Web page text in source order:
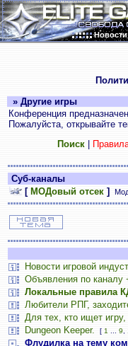
Новости
» Другие игры
Конференция
Пожалуйста, открывайте
Поиск|
Суб-каналы
[ МОДовый отсек ]
Новости игровой
Объявления по каналу
Локальные правила
Любители РПГ,
Для тех, кто ищет
Dungeon Keeper. [ 1 9
Флудилка на тему